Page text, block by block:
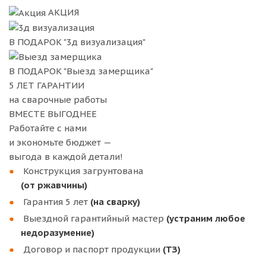
АКЦИЯ
В ПОДАРОК "3д визуализация"
В ПОДАРОК "Выезд замерщика"
5 ЛЕТ ГАРАНТИИ
на сварочные работы
ВМЕСТЕ ВЫГОДНЕЕ
Работайте с нами
и экономьте бюджет —
выгода в каждой детали!
Конструкция загрунтована
(от ржавчины)
Гарантия 5 лет (на сварку)
Выездной гарантийный мастер (устраним любое
недоразумение)
Договор и паспорт продукции (ТЗ)